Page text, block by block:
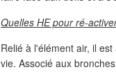
Quelles HE pour ré-
Relié à l'élément air, il
vie. Associé aux